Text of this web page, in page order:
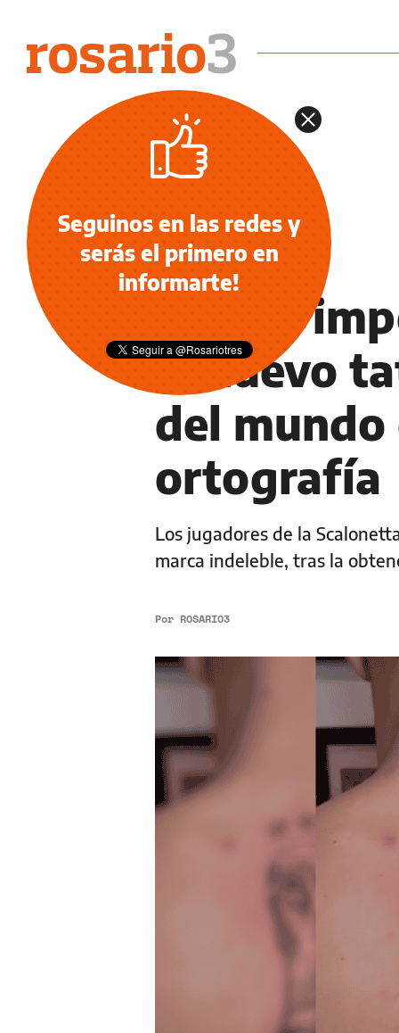
DEPORTES
Lo que
el nuevo
del
ortografía
Los jugadores de la
marca indeleble, tras la
Por ROSARIO3
Seguinos en las redes y
serás el primero en
informarte!